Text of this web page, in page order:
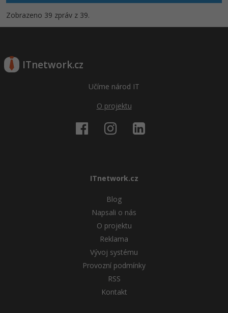
Zobrazeno 39 zpráv z 39.
ITnetwork.cz
Učíme národ IT
O projektu
ITnetwork.cz
Blog
Napsali o nás
O projektu
Reklama
Vývoj systému
Provozní podmínky
RSS
Kontakt